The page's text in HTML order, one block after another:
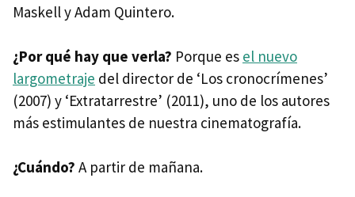
Maskell y Adam Quintero.
¿Por qué hay que verla? Porque es el nuevo
largometraje del director de ‘Los cronocrímenes’
(2007) y ‘Extratarrestre’ (2011), uno de los autores
más estimulantes de nuestra cinematografía.
¿Cuándo? A partir de mañana.